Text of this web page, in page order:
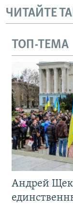
ЧИТАЙТЕ
ТОП-ТЕМА
Андрей